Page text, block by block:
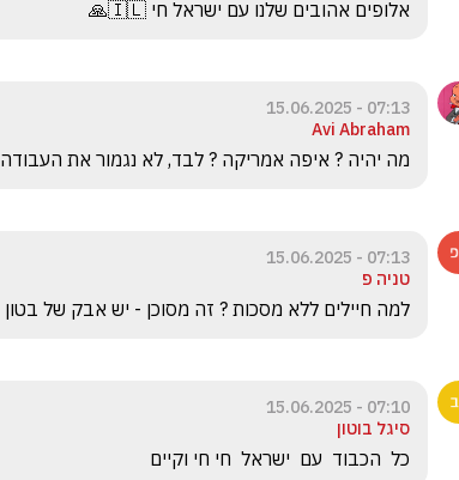
אלופים אהובים שלנו עם ישראל חי 🇮🇱🙏
07:13 - 15.06.2025
Avi Abraham
מה יהיה ? איפה אמריקה ? לבד, לא נגמור את העבודה
07:13 - 15.06.2025
טניה פ
למה חיילים ללא מסכות ? זה מסוכן - יש אבק של בטון
07:10 - 15.06.2025
סיגל בוטון
כל  הכבוד  עם  ישראל  חי חי וקיים